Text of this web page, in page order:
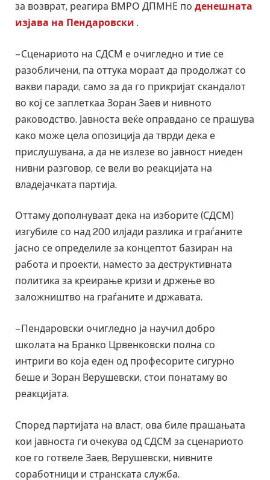
за возврат, реагира ВМРО ДПМНЕ по денешната
изјава на Пендаровски .
– Сценариото на СДСМ е очигледно и тие се
разобличени, па оттука мораат да продолжат со
вакви паради, само за да го прикријат скандалот
во кој се заплеткаа Зоран Заев и нивното
раководство. Јавноста веќе оправдано се прашува
како може цела опозиција да тврди дека е
прислушувана, а да не излезе во јавност ниеден
нивни разговор, се вели во реакцијата на
владејачката партија.
Оттаму дополнуваат дека на изборите (СДСМ)
изгубиле со над 200 илјади разлика и граѓаните
јасно се определиле за концептот базиран на
работа и проекти, наместо за деструктивната
политика за креирање кризи и држење во
заложништво на граѓаните и државата.
– Пендаровски очигледно ја научил добро
школата на Бранко Црвенковски полна со
интриги во која еден од професорите сигурно
беше и Зоран Верушевски, стои понатаму во
реакцијата.
Според партијата на власт, ова биле прашањата
кои јавноста ги очекува од СДСМ за сценариото
кое го готвеле Заев, Верушевски, нивните
соработници и странската служба.